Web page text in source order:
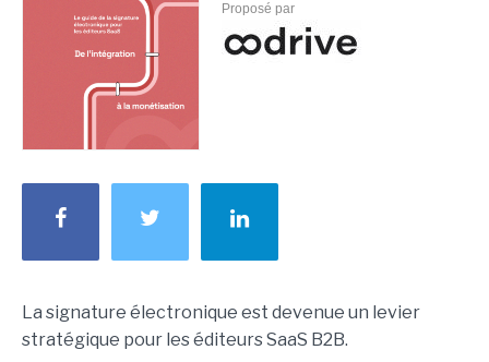
Proposé par
La signature électronique est devenue un levier
stratégique pour les éditeurs SaaS B2B.